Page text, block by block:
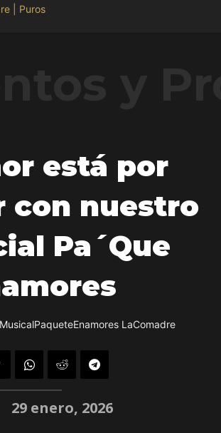
está por
con nuestro
Pa´Que
29 enero, 2026